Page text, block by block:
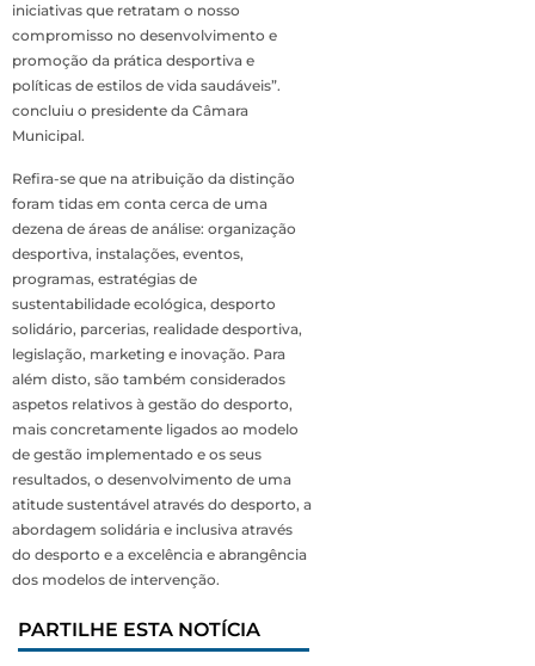
iniciativas que retratam o nosso
compromisso no desenvolvimento e
promoção da prática desportiva e
políticas de estilos de vida saudáveis”.
concluiu o presidente da Câmara
Municipal.
Refira-se que na atribuição da distinção
foram tidas em conta cerca de uma
dezena de áreas de análise: organização
desportiva, instalações, eventos,
programas, estratégias de
sustentabilidade ecológica, desporto
solidário, parcerias, realidade desportiva,
legislação, marketing e inovação. Para
além disto, são também considerados
aspetos relativos à gestão do desporto,
mais concretamente ligados ao modelo
de gestão implementado e os seus
resultados, o desenvolvimento de uma
atitude sustentável através do desporto, a
abordagem solidária e inclusiva através
do desporto e a excelência e abrangência
dos modelos de intervenção.
PARTILHE ESTA NOTÍCIA